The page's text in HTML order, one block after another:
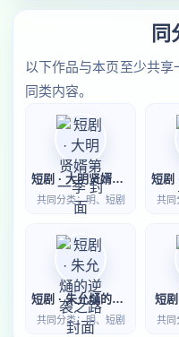
同
以下作品与本页至少共
同类内容。
短剧 · 大明贤婿第一季
共同分类：明、短剧 共同
短剧 · 朱允熥的逆袭之路
共同分类：明、短剧
短
共同